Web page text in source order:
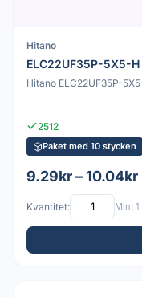
Hitano
ELC22UF35P-5X5-H
Hitano ELC22UF35P-
2512
Paket med 10 stycken
9.29kr – 10.04kr
Kvantitet: Min: 1